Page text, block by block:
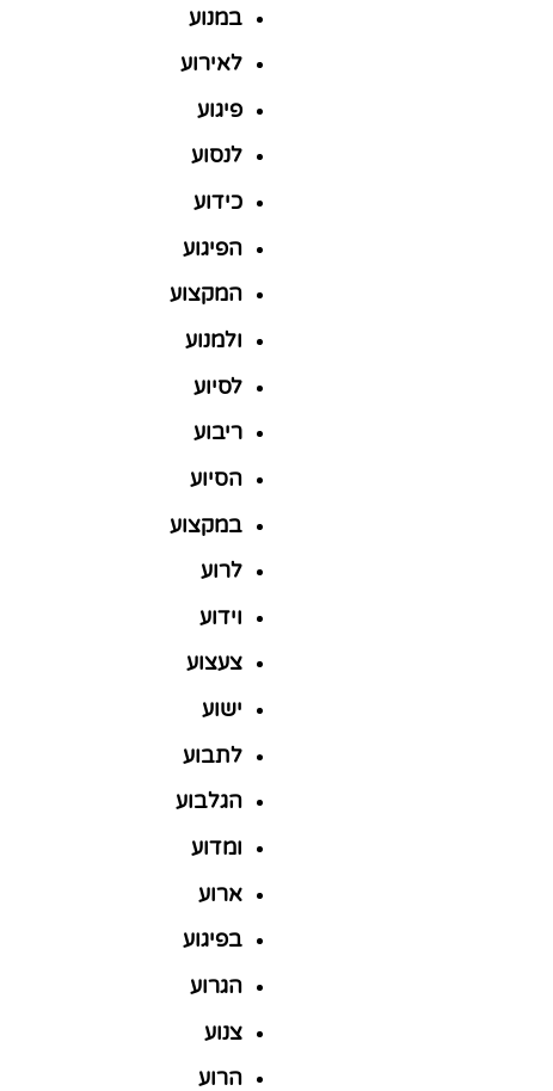
במנוע
לאירוע
פיגוע
לנסוע
כידוע
הפיגוע
המקצוע
ולמנוע
לסיוע
ריבוע
הסיוע
במקצוע
לרוע
וידוע
צעצוע
ישוע
לתבוע
הגלבוע
ומדוע
ארוע
בפיגוע
הגרוע
צנוע
הרוע